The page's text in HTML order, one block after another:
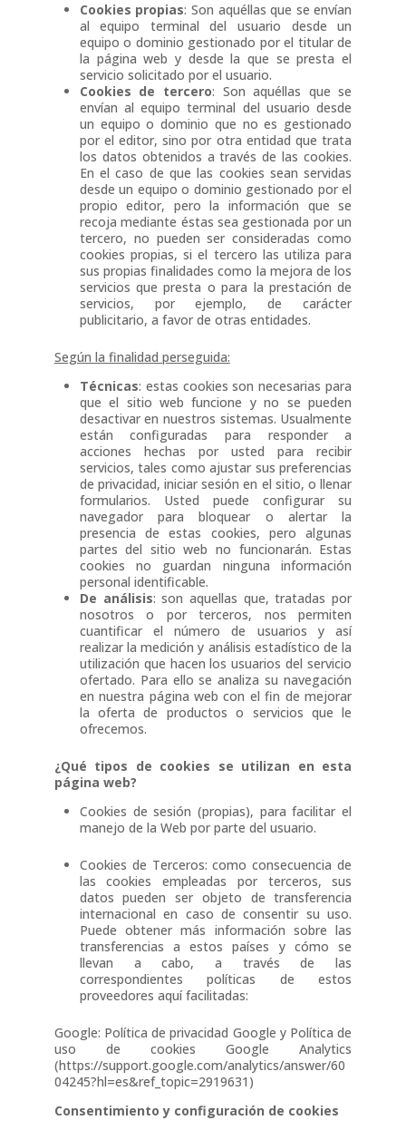
Cookies propias: Son aquéllas que se envían
al equipo terminal del usuario desde un
equipo o dominio gestionado por el titular de
la página web y desde la que se presta el
servicio solicitado por el usuario.
Cookies de tercero: Son aquéllas que se
envían al equipo terminal del usuario desde
un equipo o dominio que no es gestionado
por el editor, sino por otra entidad que trata
los datos obtenidos a través de las cookies.
En el caso de que las cookies sean servidas
desde un equipo o dominio gestionado por el
propio editor, pero la información que se
recoja mediante éstas sea gestionada por un
tercero, no pueden ser consideradas como
cookies propias, si el tercero las utiliza para
sus propias finalidades como la mejora de los
servicios que presta o para la prestación de
servicios, por ejemplo, de carácter
publicitario, a favor de otras entidades.
Según la finalidad perseguida:
Técnicas: estas cookies son necesarias para
que el sitio web funcione y no se pueden
desactivar en nuestros sistemas. Usualmente
están configuradas para responder a
acciones hechas por usted para recibir
servicios, tales como ajustar sus preferencias
de privacidad, iniciar sesión en el sitio, o llenar
formularios. Usted puede configurar su
navegador para bloquear o alertar la
presencia de estas cookies, pero algunas
partes del sitio web no funcionarán. Estas
cookies no guardan ninguna información
personal identificable.
De análisis: son aquellas que, tratadas por
nosotros o por terceros, nos permiten
cuantificar el número de usuarios y así
realizar la medición y análisis estadístico de la
utilización que hacen los usuarios del servicio
ofertado. Para ello se analiza su navegación
en nuestra página web con el fin de mejorar
la oferta de productos o servicios que le
ofrecemos.
¿Qué tipos de cookies se utilizan en esta
página web?
Cookies de sesión (propias), para facilitar el
manejo de la Web por parte del usuario.
Cookies de Terceros: como consecuencia de
las cookies empleadas por terceros, sus
datos pueden ser objeto de transferencia
internacional en caso de consentir su uso.
Puede obtener más información sobre las
transferencias a estos países y cómo se
llevan a cabo, a través de las
correspondientes políticas de estos
proveedores aquí facilitadas:
Google: Política de privacidad Google y Política de
uso de cookies Google Analytics
(https://support.google.com/analytics/answer/60
04245?hl=es&ref_topic=2919631)
Consentimiento y configuración de cookies